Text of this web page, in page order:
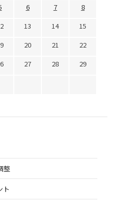
6 7
8
13 14
15
20 21
22
27 28
29
整
ト